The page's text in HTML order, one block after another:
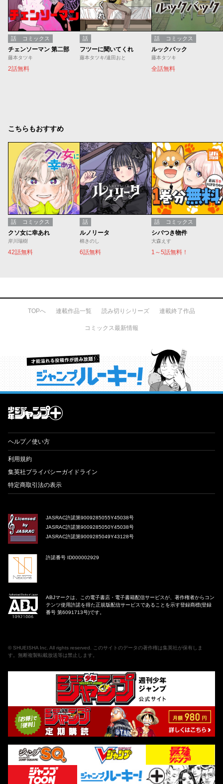
話 コミックス
チェンソーマン 第二部
藤本タツキ
2話無料
話
フツーに聞いてくれ
藤本タツキ/遠田おと
話 コミックス
ルックバック
藤本タツキ
全話無料
こちらもおすすめ
話 コミックス
クソ女に幸あれ
岸川瑞樹
42話無料
話
ルノリータ
棉きのし
6話無料
話 コミックス
シバつき物件
大森えす
1～5話無料！
TOPへ 連載作品一覧 読み切りシリーズ 連載終了作品
コミックス最新情報
才能溢れる投稿作が読み放題！ ジャンプルーキー！
ヘルプ／使い方
利用規約
集英社プライバシーガイドライン
特定商取引法の表示
JASRAC許諾第9009285055Y45038号
JASRAC許諾第9009285050Y45038号
JASRAC許諾第9009285049Y43128号
許諾番号 ID000002929
ABJマークは、この電子書店・電子書籍配信サービスが、著作権者からコン
テンツ使用許諾を得た正規版配信サービスであることを示す登録商標(登録
番号 第6091713号)です。
© SHUEISHA Inc . All rights reserved. このサイトのデータの著作権は集英社が保有しま
す。無断複製転載放送等は禁止します。